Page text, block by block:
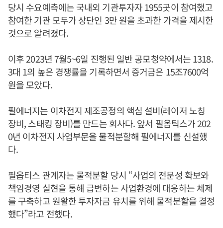
당시 수요예측에는 국내외 기관투자자 1955곳이 참여했고
참여한 기관 모두가 상단인 3만 원을 초과한 가격을 제시한
것으로 알려졌다.
이후 2023년 7월5~6일 진행된 일반 공모청약에서는 1318.
3대 1의 높은 경쟁률을 기록하면서 증거금은 15조7600억
원을 모았다.
필에너지는 이차전지 제조공정의 핵심 설비(레이저 노칭
장비, 스태킹 장비)를 만드는 회사다. 앞서 필옵틱스가 202
0년 이차전지 사업부문을 물적분할해 필에너지를 신설했
다.
필옵티스 관계자는 물적분할 당시 “사업의 전문성 확보와
책임경영 실현을 통해 급변하는 사업환경에 대응하는 체제
를 구축하고 원활한 투자자금 유치를 위해 물적분할을 결정
했다”라고 전했다.